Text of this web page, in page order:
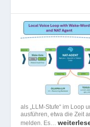
als „LLM-Stufe“ im Loop
ausführen, etwa die Zeit
melden. Es…